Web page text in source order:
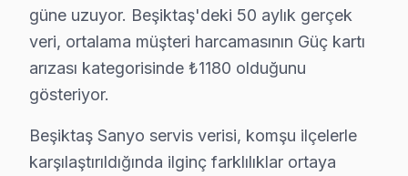
4.Yazılım Sorunları
Teknik adı: Yazılım Güncelleme Problemi
Belirtiler: Donma veya uygulamaların çalışmaması.
Neden: Sanyo televizyonların bazı modellerinde
Türkiye fiyat aralığı: ₺300 - ₺500.
5.Güç Kaynağı Arızaları
güne uzuyor. Beşiktaş'deki 50 aylık gerçek
veri, ortalama müşteri harcamasının Güç kartı
arızası kategorisinde ₺1180 olduğunu
gösteriyor.
Beşiktaş Sanyo servis verisi, komşu ilçelerle
karşılaştırıldığında ilginç farklılıklar ortaya